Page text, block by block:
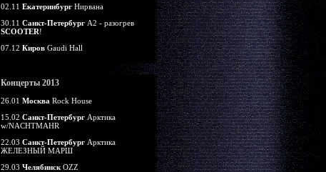
02.11 Екатеринбург Нирвана
30.11 Санкт-Петербург А2 - разогрев
SCOOTER!
07.12 Киров Gaudi Hall
Концерты 2013
26.01 Москва Rock House
15.02 Санкт-Петербург Арктика
w/NACHTMAHR
22.03 Санкт-Петербург Арктика
ЖЕЛЕЗНЫЙ МАРШ
29.03 Челябинск OZZ